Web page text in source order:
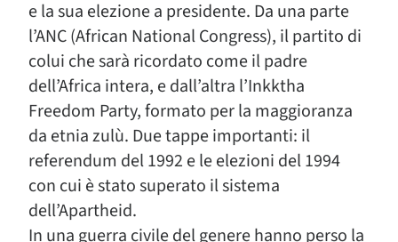
e la sua elezione a presidente. Da una parte
l’ANC (African National Congress), il partito di
colui che sarà ricordato come il padre
dell’Africa intera, e dall’altra l’Inkktha
Freedom Party, formato per la maggioranza
da etnia zulù. Due tappe importanti: il
referendum del 1992 e le elezioni del 1994
con cui è stato superato il sistema
dell’Apartheid.
In una guerra civile del genere hanno perso la